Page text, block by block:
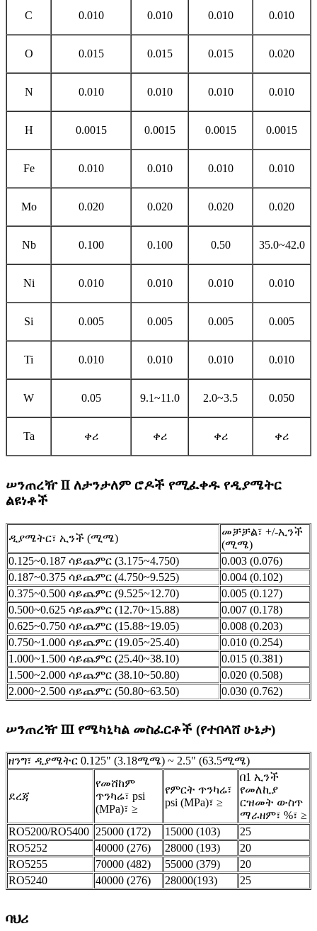
C 0.010 0.010 0.010 0.010
O 0.015 0.015 0.015 0.020
N 0.010 0.010 0.010 0.010
H 0.0015 0.0015 0.0015 0.0015
Fe 0.010 0.010 0.010 0.010
Mo 0.020 0.020 0.020 0.020
Nb 0.100 0.100 0.50 35.0~42.0
Ni 0.010 0.010 0.010 0.010
Si 0.005 0.005 0.005 0.005
Ti 0.010 0.010 0.010 0.010
W 0.05 9.1~11.0 2.0~3.5 0.050
Ta ቀሪ ቀሪ ቀሪ ቀሪ
ሠንጠረዥ Ⅱ ለታንታለም ሮዶች የሚፈቀዱ የዲያሜትር
ልዩነቶች
ዲያሜትር፣ ኢንች (ሚሜ)
መቻቻል፣ +/-ኢንች
(ሚሜ)
0.125~0.187 ሳይጨምር (3.175~4.750)
0.003 (0.076)
0.187~0.375 ሳይጨምር (4.750~9.525)
0.004 (0.102)
0.375~0.500 ሳይጨምር (9.525~12.70)
0.005 (0.127)
0.500~0.625 ሳይጨምር (12.70~15.88)
0.007 (0.178)
0.625~0.750 ሳይጨምር (15.88~19.05)
0.008 (0.203)
0.750~1.000 ሳይጨምር (19.05~25.40)
0.010 (0.254)
1.000~1.500 ሳይጨምር (25.40~38.10)
0.015 (0.381)
1.500~2.000 ሳይጨምር (38.10~50.80)
0.020 (0.508)
2.000~2.500 ሳይጨምር (50.80~63.50)
0.030 (0.762)
ሠንጠረዥ Ⅲ የሜካኒካል መስፈርቶች (የተበላሸ ሁኔታ)
ዘንግ፣ ዲያሜትር 0.125" (3.18ሚሜ) ~ 2.5" (63.5ሚሜ)
ደረጃ
የመሸከም
ጥንካሬ፣ psi
(MPa)፣ ≥
የምርት ጥንካሬ፣
psi (MPa)፣ ≥
በ1 ኢንች
የመለኪያ
ርዝመት ውስጥ
ማራዘም፣ %፣ ≥
RO5200/RO5400 25000 (172) 15000 (103)
25
RO5252
40000 (276) 28000 (193)
20
RO5255
70000 (482) 55000 (379)
20
RO5240
40000 (276) 28000(193) 25
ባህሪ